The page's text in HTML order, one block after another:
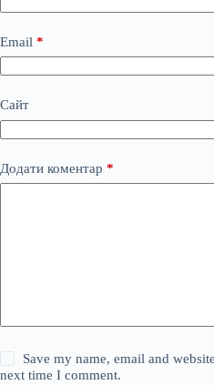
Email *
Сайт
Додати коментар *
Save my name, email and
next time I comment.